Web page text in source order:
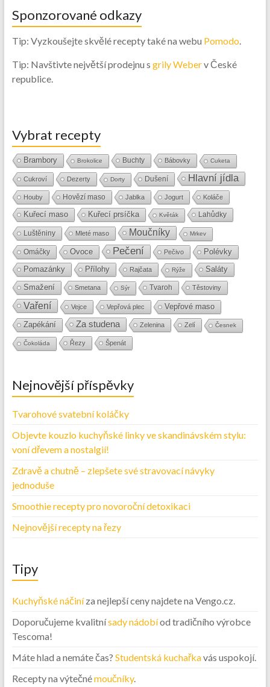
Sponzorované odkazy
Tip: Vyzkoušejte skvělé recepty také na webu Pomodo.
Tip: Navštivte největší prodejnu s grily Weberv České
republice.
Vybrat recepty
Brambory Brokolice Buchty Bábovky Cuketa
Cukroví Dezerty Dorty Dušení Hlavní jídla
Houby Hovězí maso Jablka Jogurt Koláče
Kuřecí maso Kuřecí prsíčka Květák Lahůdky
Luštěniny Mleté maso Moučníky Mrkev
Omáčky Ovoce Pečení Pečivo Polévky
Pomazánky Přílohy Rajčata Rýže
Saláty
Smažení
Smetana Sýr Tvaroh Těstoviny
Vaření Vejce Vepřová plec
Vepřové maso
Zapékání
Za studena Zelenina Zelí Česnek
Čokoláda Řezy Špenát
Nejnovější příspěvky
Tvarohové svatební koláčky
Objevte kouzlo kuchyňské linky ve skandinávském stylu:
voní dřevem a nostalgií!
Zdravě a chutně – zlepšete své stravovací návyky
jednoduše
Smoothie recepty pro novoroční detoxikaci
Nejnovější recepty na řezy
Tipy
Kuchyňské náčiníza nejlepší ceny najdete na Vengo.cz.
Doporučujeme kvalitnísady nádobíod tradičního výrobce
Tescoma!
Máte hlad a nemáte čas? Studentská kuchařkavás uspokojí.
Recepty na výtečnémoučníky.